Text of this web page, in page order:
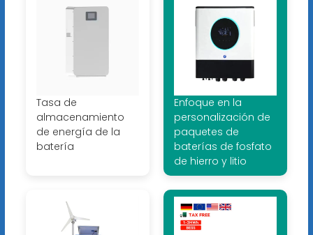
Tasa de
almacenamiento
de energía de la
batería
Enfoque en la
personalización de
paquetes de
baterías de fosfato
de hierro y litio